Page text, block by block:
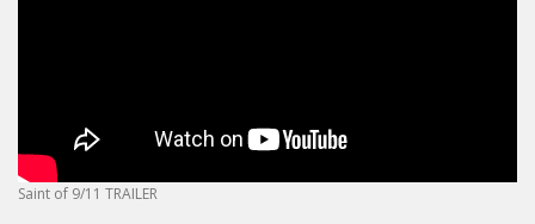
Saint of 9/11 TRAILER